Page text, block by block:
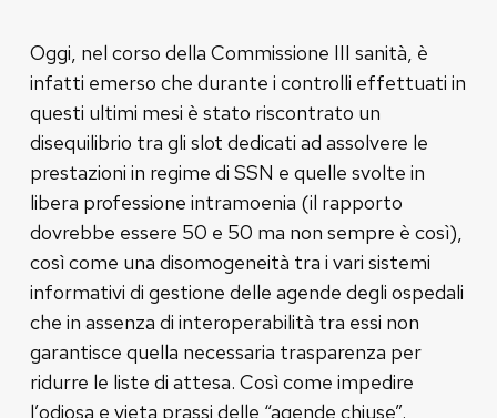
Oggi, nel corso della Commissione III sanità, è
infatti emerso che durante i controlli effettuati in
questi ultimi mesi è stato riscontrato un
disequilibrio tra gli slot dedicati ad assolvere le
prestazioni in regime di SSN e quelle svolte in
libera professione intramoenia (il rapporto
dovrebbe essere 50 e 50 ma non sempre è così),
così come una disomogeneità tra i vari sistemi
informativi di gestione delle agende degli ospedali
che in assenza di interoperabilità tra essi non
garantisce quella necessaria trasparenza per
ridurre le liste di attesa. Così come impedire
l’odiosa e vieta prassi delle “agende chiuse”.